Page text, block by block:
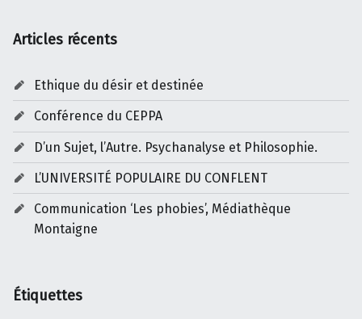
Articles récents
Ethique du désir et destinée
Conférence du CEPPA
D’un Sujet, l’Autre. Psychanalyse et Philosophie.
L’UNIVERSITÉ POPULAIRE DU CONFLENT
Communication ‘Les phobies’, Médiathèque
Montaigne
Étiquettes